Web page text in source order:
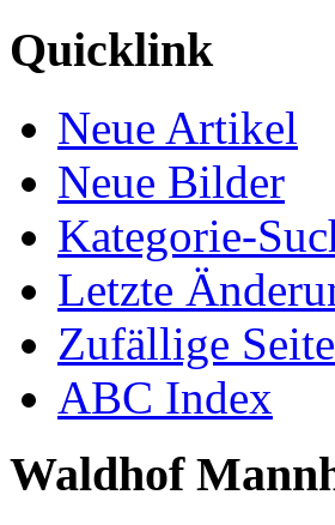
Quicklink
Neue Artikel
Neue Bilder
Kategorie-
Letzte
Zufällige Seite
ABC Index
Waldhof